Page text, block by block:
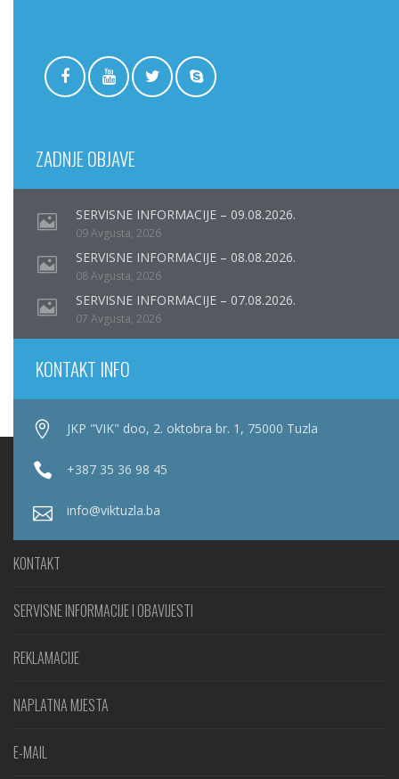
ZADNJE OBJAVE
SERVISNE INFORMACIJE – 09.08.2026.
09 Avgusta, 2026
SERVISNE INFORMACIJE – 08.08.2026.
08 Avgusta, 2026
SERVISNE INFORMACIJE – 07.08.2026.
07 Avgusta, 2026
KONTAKT INFO
JKP "VIK" doo, 2. oktobra br. 1, 75000 Tuzla
+387 35 36 98 45
info@viktuzla.ba
KONTAKT
SERVISNE INFORMACIJE I OBAVIJESTI
REKLAMACIJE
NAPLATNA MJESTA
E-MAIL